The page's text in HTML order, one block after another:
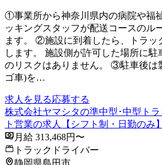
①事業所から神奈川県内の病院や福
ッキングスタッフが配送コースのル
ます。 ②施設に到着したら、トラッ
します。 施設側が許可した場所に
のリスクはありません。 ③駐車後は
ゴ車)を…
求人を見る応募する
株式会社ヤマシタの準中型･中型ト
ト営業の求人【シフト制・日勤のみ
月給 313,468円〜
トラックドライバー